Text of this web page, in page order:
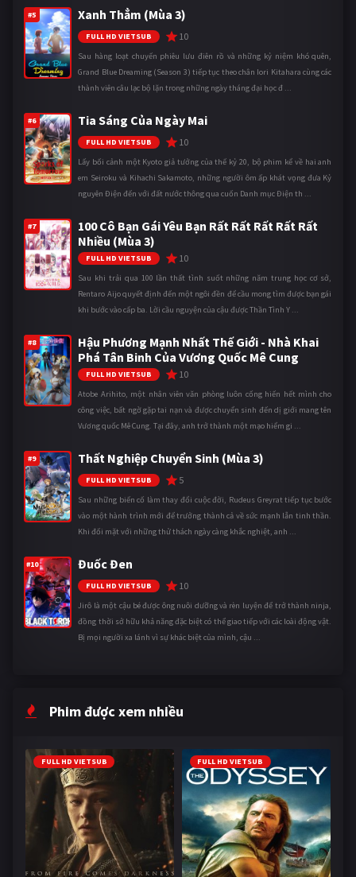
#5 Xanh Thẳm (Mùa 3)
FULL HD VIETSUB 10
Sau hàng loạt chuyến phiêu lưu điên rồ và những kỷ niệm khó quên,
Grand Blue Dreaming (Season 3) tiếp tục theo chân Iori Kitahara cùng các
thành viên câu lạc bộ lặn trong những ngày tháng đại học đ ...
#6 Tia Sáng Của Ngày Mai
FULL HD VIETSUB 10
Lấy bối cảnh một Kyoto giả tưởng của thế kỷ 20, bộ phim kể về hai anh
em Seiroku và Kihachi Sakamoto, những người ôm ấp khát vọng đưa Kỷ
nguyên Điện đến với đất nước thông qua cuốn Danh mục Điện th ...
#7
100 Cô Bạn Gái Yêu Bạn Rất Rất Rất Rất Rất
Nhiều (Mùa 3)
FULL HD VIETSUB 10
Sau khi trải qua 100 lần thất tình suốt những năm trung học cơ sở,
Rentaro Aijo quyết định đến một ngôi đền để cầu mong tìm được bạn gái
khi bước vào cấp ba. Lời cầu nguyện của cậu được Thần Tình Y ...
#8
Hậu Phương Mạnh Nhất Thế Giới - Nhà Khai
Phá Tân Binh Của Vương Quốc Mê Cung
FULL HD VIETSUB 10
Atobe Arihito, một nhân viên văn phòng luôn cống hiến hết mình cho
công việc, bất ngờ gặp tai nạn và được chuyển sinh đến dị giới mang tên
Vương quốc Mê Cung. Tại đây, anh trở thành một mạo hiểm gi ...
#9 Thất Nghiệp Chuyển Sinh (Mùa 3)
FULL HD VIETSUB 5
Sau những biến cố làm thay đổi cuộc đời, Rudeus Greyrat tiếp tục bước
vào một hành trình mới để trưởng thành cả về sức mạnh lẫn tinh thần.
Khi đối mặt với những thử thách ngày càng khắc nghiệt, anh ...
#10 Đuốc Đen
FULL HD VIETSUB 10
Jirô là một cậu bé được ông nuôi dưỡng và rèn luyện để trở thành ninja,
đồng thời sở hữu khả năng đặc biệt có thể giao tiếp với các loài động vật.
Bị mọi người xa lánh vì sự khác biệt của mình, cậu ...
Phim được xem nhiều
FULL HD VIETSUB FULL HD VIETSUB